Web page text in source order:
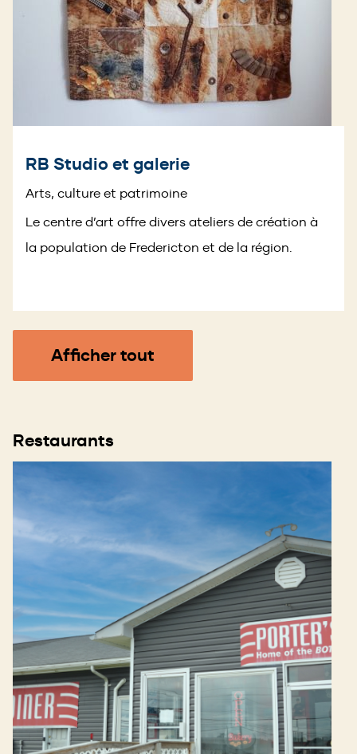
RB Studio et galerie
Arts, culture et patrimoine
Le centre d’art offre divers ateliers de création à
la population de Fredericton et de la région.
Afficher tout
Restaurants